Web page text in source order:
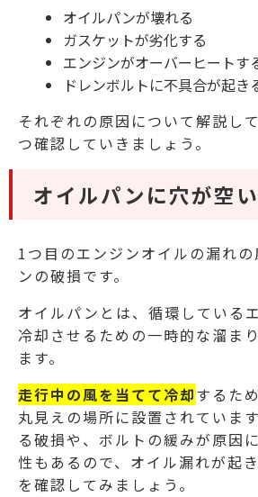
オイルパンが壊れる
ガスケットが劣化する
エンジンがオーバーヒートす
ドレンボルトに不具合が起き
それぞれの原因について解説し
つ確認していきましょう。
オイルパンに穴が空
1つ目のエンジンオイルの漏れ
ンの破損です。
オイルパンとは、循環している
冷却させるための一時的な溜ま
ます。
走行中の風を当てて冷却するた
丸見えの場所に設置されています
る破損や、ボルトの緩みが原因
性もあるので、オイル漏れが起
を確認してみましょう。